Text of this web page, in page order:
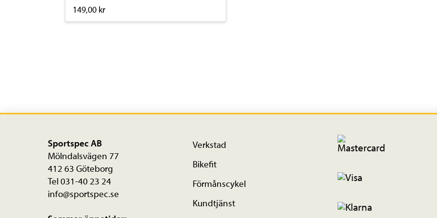
149,00 kr
Den
De
alternativen
kan
väljas
på
produktsidan
Sportspec AB
Mölndalsvägen 77
412 63 Göteborg
Tel 031-40 23 24
info@sportspec.se
Verkstad
Bikefit
Förmånscykel
Kundtjänst